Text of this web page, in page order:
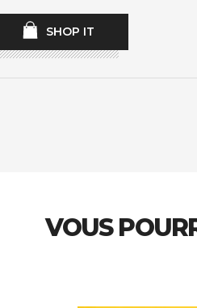
SHOP IT
VOUS